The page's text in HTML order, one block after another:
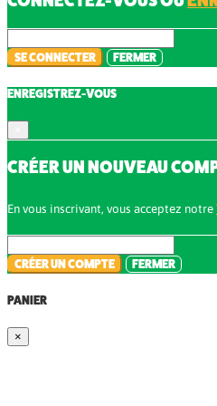
SE CONNECTER FERMER
ENREGISTREZ-VOUS
CRÉER UN NOUVEAU
En vous inscrivant, vous acceptez notre
CRÉER UN COMPTE FERMER
PANIER
×